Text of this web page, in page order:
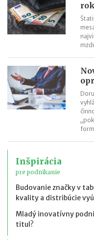
Inšpirácia
pre podnikanie
Budovanie značky v
kvality a distribúcie
Mladý inovatívny
titul?